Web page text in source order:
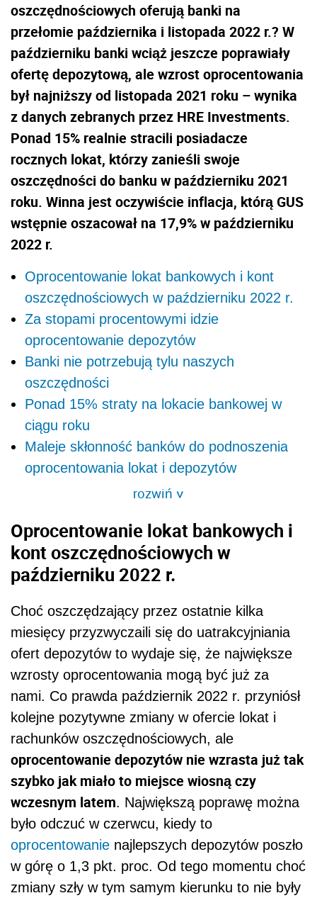
oszczędnościowych oferują banki na
przełomie października i listopada 2022 r.? W
październiku banki wciąż jeszcze poprawiały
ofertę depozytową, ale wzrost oprocentowania
był najniższy od listopada 2021 roku – wynika
z danych zebranych przez HRE Investments.
Ponad 15% realnie stracili posiadacze
rocznych lokat, którzy zanieśli swoje
oszczędności do banku w październiku 2021
roku. Winna jest oczywiście inflacja, którą GUS
wstępnie oszacował na 17,9% w październiku
2022 r.
Oprocentowanie lokat bankowych i kont
oszczędnościowych w październiku 2022 r.
Za stopami procentowymi idzie
oprocentowanie depozytów
Banki nie potrzebują tylu naszych
oszczędności
Ponad 15% straty na lokacie bankowej w
ciągu roku
Maleje skłonność banków do podnoszenia
oprocentowania lokat i depozytów
rozwiń>
Oprocentowanie lokat bankowych i
kont oszczędnościowych w
październiku 2022 r.
Choć oszczędzający przez ostatnie kilka
miesięcy przyzwyczaili się do uatrakcyjniania
ofert depozytów to wydaje się, że największe
wzrosty oprocentowania mogą być już za
nami. Co prawda październik 2022 r. przyniósł
kolejne pozytywne zmiany w ofercie lokat i
rachunków oszczędnościowych, ale
oprocentowanie depozytów nie wzrasta już tak
szybko jak miało to miejsce wiosną czy
wczesnym latem. Największą poprawę można
było odczuć w czerwcu, kiedy to
oprocentowanie najlepszych depozytów poszło
w górę o 1,3 pkt. proc. Od tego momentu choć
zmiany szły w tym samym kierunku to nie były